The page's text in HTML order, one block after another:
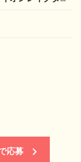
応募